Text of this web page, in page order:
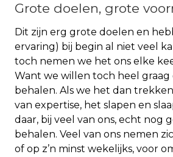
Grote doelen, grote
Dit zijn erg grote doelen en
ervaring) bij begin al niet veel
toch nemen we het ons elke
Want we willen toch heel graag
behalen. Als we het dan
van expertise, het slapen en
daar, bij veel van ons, echt nog
behalen. Veel van ons nemen
of op z’n minst wekelijks, voor